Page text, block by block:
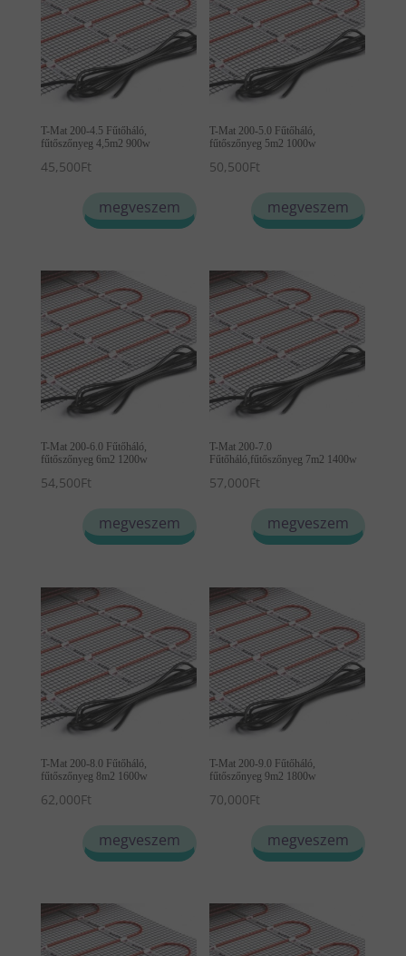
T-Mat 200-4.5 Fűtőháló,
fűtőszőnyeg 4,5m2 900w
45,500Ft
megveszem
T-Mat 200-5.0 Fűtőháló,
fűtőszőnyeg 5m2 1000w
50,500Ft
megveszem
T-Mat 200-6.0 Fűtőháló,
fűtőszőnyeg 6m2 1200w
54,500Ft
megveszem
T-Mat 200-7.0
Fűtőháló,fűtőszőnyeg 7m2 1400w
57,000Ft
megveszem
T-Mat 200-8.0 Fűtőháló,
fűtőszőnyeg 8m2 1600w
62,000Ft
megveszem
T-Mat 200-9.0 Fűtőháló,
fűtőszőnyeg 9m2 1800w
70,000Ft
megveszem